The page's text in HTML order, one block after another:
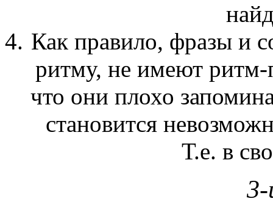
Как правило, фразы и
ритму, не имеют
что они плохо
становится
Т.е. в